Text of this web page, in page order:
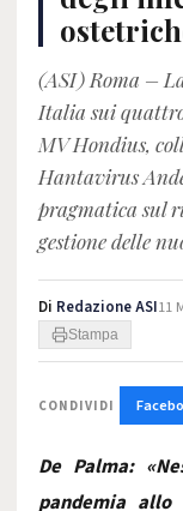
(ASI) Roma –
Italia sui
MV Hondius,
Hantavirus
pragmatica sul
gestione delle
Di Redazione ASI11
Stampa
CONDIVIDI
De Palma:
pandemia